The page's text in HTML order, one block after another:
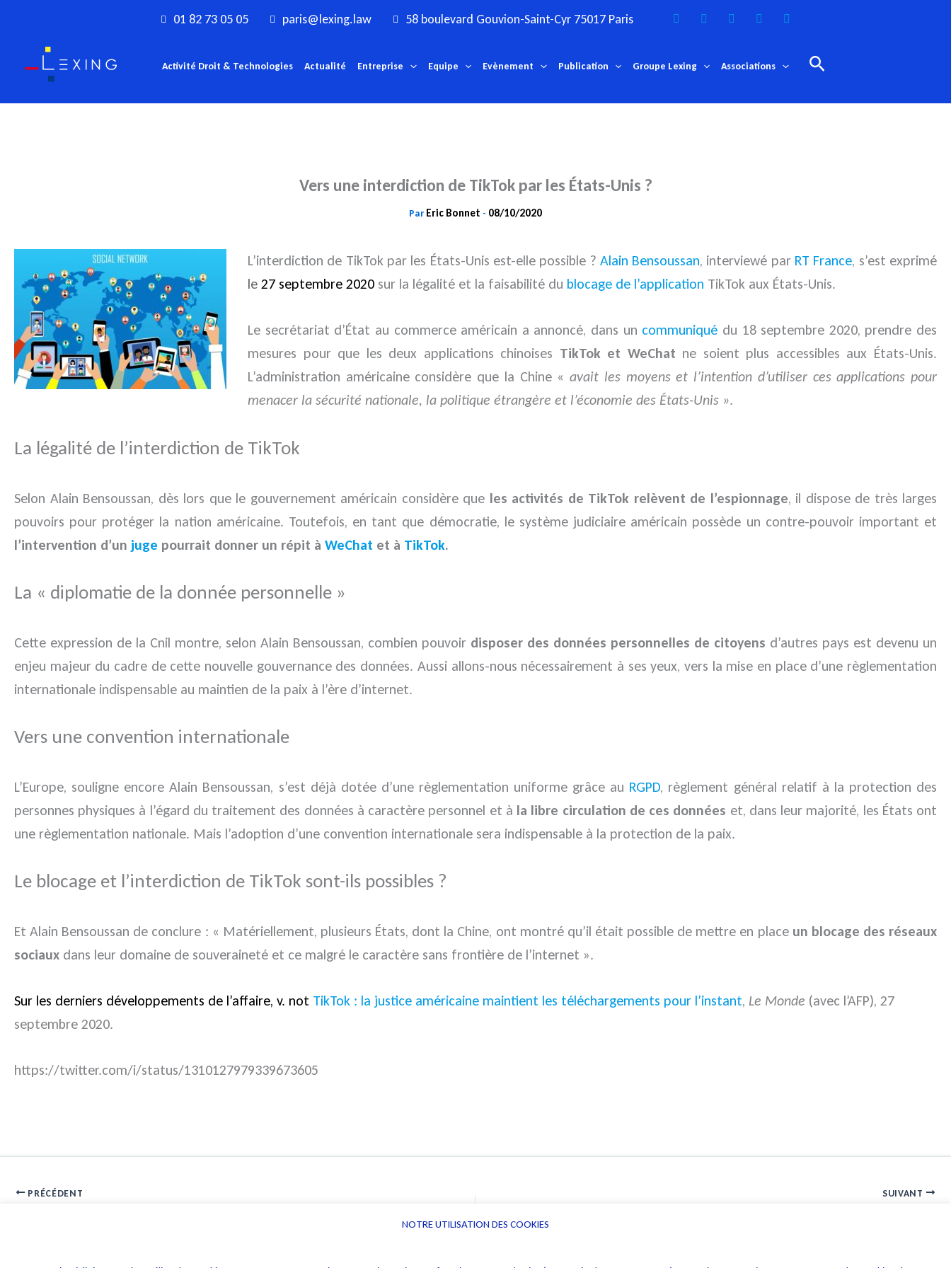
contenu
01 82 73 05 05 paris@lexing.law 58 boulevard Gouvion-Saint-Cyr 75017 Paris
Activité Droit & Technologies Actualité Entreprise Equipe Evènement Publication Groupe Lexing Associations Rechercher
Vers une interdiction de TikTok par les États-Unis ?
Par Eric Bonnet - 08/10/2020
L’interdiction de TikTok par les États-Unis est-elle possible ? Alain Bensoussan, interviewé par RT France, s’est exprimé
le 27 septembre 2020 sur la légalité et la faisabilité du blocage de l’application TikTok aux États-Unis.
Le secrétariat d’État au commerce américain a annoncé, dans un communiqué du 18 septembre 2020, prendre des
mesures pour que les deux applications chinoises TikTok et WeChat ne soient plus accessibles aux États-Unis.
L’administration américaine considère que la Chine «avait les moyens et l’intention d’utiliser ces applications pour
menacer la sécurité nationale, la politique étrangère et l’économie des États-Unis ».
La légalité de l’interdiction de TikTok
Selon Alain Bensoussan, dès lors que le gouvernement américain considère que les activités de TikTok relèvent de l’espionnage, il dispose de très larges
pouvoirs pour protéger la nation américaine. Toutefois, en tant que démocratie, le système judiciaire américain possède un contre-pouvoir important et
l’intervention d’un juge pourrait donner un répit à WeChat et à TikTok.
La « diplomatie de la donnée personnelle »
Cette expression de la Cnil montre, selon Alain Bensoussan, combien pouvoir disposer des données personnelles de citoyens d’autres pays est devenu un
enjeu majeur du cadre de cette nouvelle gouvernance des données. Aussi allons-nous nécessairement à ses yeux, vers la mise en place d’une règlementation
internationale indispensable au maintien de la paix à l’ère d’internet.
Vers une convention internationale
L’Europe, souligne encore Alain Bensoussan, s’est déjà dotée d’une règlementation uniforme grâce au RGPD, règlement général relatif à la protection des
personnes physiques à l’égard du traitement des données à caractère personnel et à la libre circulation de ces données et, dans leur majorité, les États ont
une règlementation nationale. Mais l’adoption d’une convention internationale sera indispensable à la protection de la paix.
Le blocage et l’interdiction de TikTok sont-ils possibles ?
Et Alain Bensoussan de conclure : « Matériellement, plusieurs États, dont la Chine, ont montré qu’il était possible de mettre en place un blocage des réseaux
sociaux dans leur domaine de souveraineté et ce malgré le caractère sans frontière de l’internet ».
Sur les derniers développements de l’affaire, v. not TikTok : la justice américaine maintient les téléchargements pour l’instant, Le Monde (avec l’AFP), 27
septembre 2020.
https://twitter.com/i/status/1310127979339673605
PRÉCÉDENT SUIVANT
NOTRE UTILISATION DES COOKIES